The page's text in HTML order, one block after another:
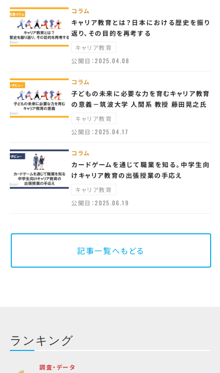
コラム
キャリア教育とは？日本における歴史を振り
返り、その目的を再考する
キャリア教育
公開日：2025.04.08
コラム
子どもの未来に必要な力を育むキャリア教育
の意義－筑波大学 人間系 教授 藤田晃之氏
キャリア教育
公開日：2025.04.17
コラム
カードゲームを通じて職業を知る。中学生向
けキャリア教育の出張授業の手応え
キャリア教育
公開日：2025.06.19
記事一覧へもどる
ランキング
調査・データ